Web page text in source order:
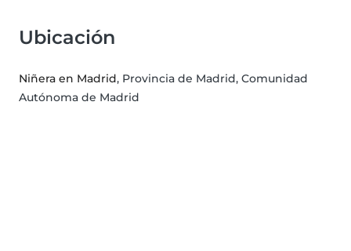
Ubicación
Niñera en Madrid, Provincia de Madrid, Comunidad
Autónoma de Madrid